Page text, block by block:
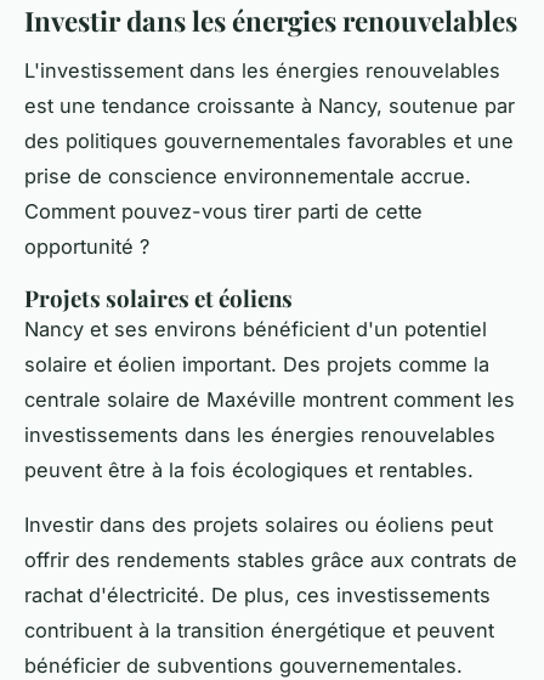
Investir dans les énergies renouvelables
L'investissement dans les énergies renouvelables
est une tendance croissante à Nancy, soutenue par
des politiques gouvernementales favorables et une
prise de conscience environnementale accrue.
Comment pouvez-vous tirer parti de cette
opportunité ?
Projets solaires et éoliens
Nancy et ses environs bénéficient d'un potentiel
solaire et éolien important. Des projets comme la
centrale solaire de Maxéville montrent comment les
investissements dans les énergies renouvelables
peuvent être à la fois écologiques et rentables.
Investir dans des projets solaires ou éoliens peut
offrir des rendements stables grâce aux contrats de
rachat d'électricité. De plus, ces investissements
contribuent à la transition énergétique et peuvent
bénéficier de subventions gouvernementales.